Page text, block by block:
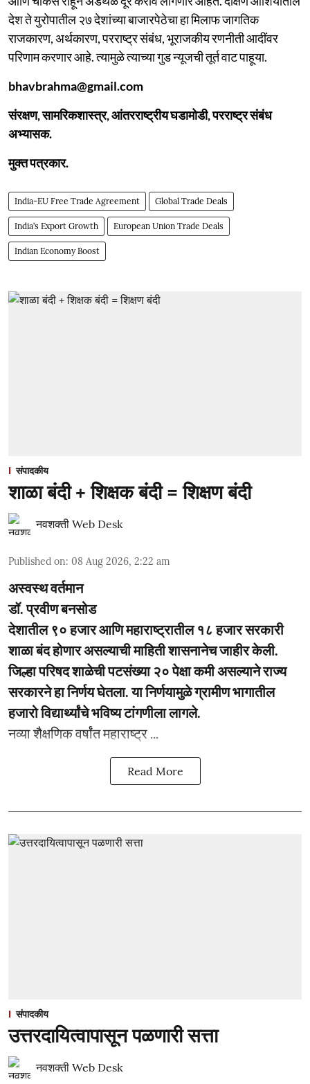
देश ते युरोपातील २७ देशांच्या बाजारपेठेचा हा मिलाफ जागतिक
राजकारण, अर्थकारण, परराष्ट्र संबंध, भूराजकीय रणनीती आदींवर
परिणाम करणार आहे. त्यामुळे त्याच्या गुड न्यूजची तूर्त वाट पाहूया.
bhavbrahma@gmail.com
संरक्षण, सामरिकशास्त्र, आंतरराष्ट्रीय घडामोडी, परराष्ट्र संबंध
अभ्यासक.
मुक्त पत्रकार.
India-EU Free Trade Agreement Global Trade Deals
India’s Export Growth European Union Trade Deals
Indian Economy Boost
संपादकीय
शाळा बंदी + शिक्षक बंदी = शिक्षण बंदी
नवशक्ती Web Desk
Published on: 08 Aug 2026, 2:22 am
अस्वस्थ वर्तमान
डॉ. प्रवीण बनसोड
देशातील ९० हजार आणि महाराष्ट्रातील १८ हजार सरकारी
शाळा बंद होणार असल्याची माहिती शासनानेच जाहीर केली.
जिल्हा परिषद शाळेची पटसंख्या २० पेक्षा कमी असल्याने राज्य
सरकारने हा निर्णय घेतला. या निर्णयामुळे ग्रामीण भागातील
हजारो विद्यार्थ्यांचे भविष्य टांगणीला लागले.
नव्या शैक्षणिक वर्षांत महाराष्ट्र ...
Read More
संपादकीय
उत्तरदायित्वापासून पळणारी सत्ता
नवशक्ती Web Desk